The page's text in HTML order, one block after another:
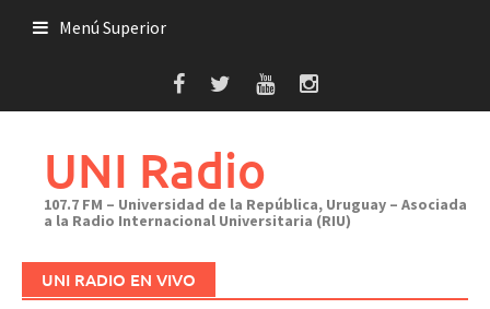
Menú Superior
UNI Radio
107.7 FM – Universidad de la República, Uruguay – Asociada
a la Radio Internacional Universitaria (RIU)
UNI RADIO EN VIVO